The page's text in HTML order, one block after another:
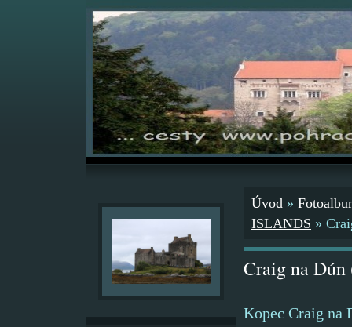
Úvod »
ISLANDS »
Craig na
Kopec Craig na